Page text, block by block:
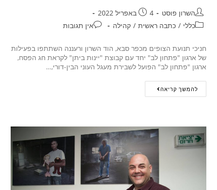
השרון פוסט
4 באפריל 2022
כללי / כתבה ראשית / קהילה אין תגובות
חניכי תנועת הצופים מכפר סבא, הוד השרון ורעננה השתתפו בפעילות
של ארגון "פתחון לב" יחד עם קבוצת "יינות ביתן" לקראת חג הפסח,
ארגון "פתחון לב" הפועל לשבירת מעגל העוני הבין-דורי,…
להמשך קריאה